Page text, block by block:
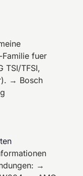
fuer
TSI/TFSI,
→ Bosch
→